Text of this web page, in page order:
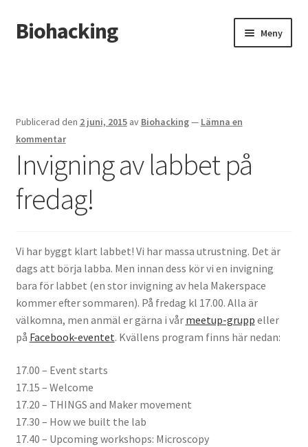
Hoppa
till
Hoppa
till
Biohacking Meny
Butik
Insättning av chip i handen
Instructions for the tDCS device
Integritetspolicy
Kassa
Köpvillkor
Mitt konto
Till kassan
Publicerad den 2 juni, 2015 av Biohacking— Lämna en
kommentar
Invigning av labbet på
fredag!
Vi har byggt klart labbet! Vi har massa utrustning. Det är
dags att börja labba. Men innan dess kör vi en invigning
bara för labbet (en stor invigning av hela Makerspace
kommer efter sommaren). På fredag kl 17.00. Alla är
välkomna, men anmäl er gärna i vår meetup-grupp eller
på Facebook-eventet. Kvällens program finns här nedan:
17.00 – Event starts
17.15 – Welcome
17.20 – THINGS and Maker movement
17.30 – How we built the lab
17.40 – Upcoming workshops: Microscopy